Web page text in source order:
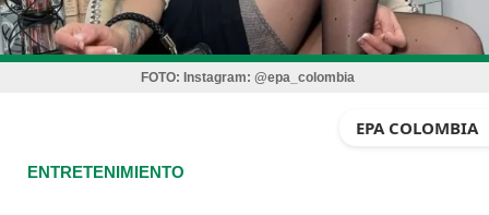
FOTO: Instagram: @epa_colombia
EPA COLOMBIA
ENTRETENIMIENTO